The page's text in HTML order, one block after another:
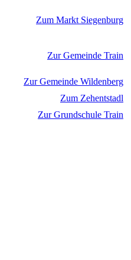
Zum Markt Siegenburg
Zur Gemeinde Train
Zur Gemeinde Wildenberg
Zum Zehentstadl
Zur Grundschule Train